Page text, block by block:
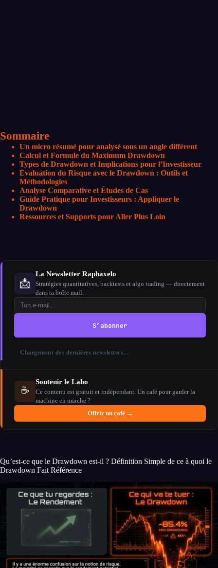
Sommaire
Un micro résumé pour analysé sous un angle différent
Calcul et Formule du Maximum Drawdown
Types de Drawdown et Implications pour l’Investisseur
Évaluation du Risque avec le Drawdown : Outils et
Méthodologies
Analyse Comparative et Études de Cas
Guide Pratique pour Investisseurs : Appliquer le
Drawdown
Ressources et Supports pour Aller Plus Loin
📩
La Newsletter Raphaxelo
Stratégies quantitatives, backtests et algo trading — directement
dans ta boîte mail.
S’abonner
Chargement des dernières newsletters…
☕
Soutenir le Labo
Ce contenu est gratuit et indépendant. Un café pour garder la
machine en marche ?
Offrir un café →
Qu’est-ce que le Drawdown est-il ? Définition Simple de ce à quoi le
Drawdown Fait Référence